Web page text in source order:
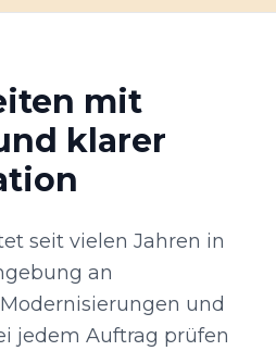
mit
klarer
seit vielen Jahren in
an
und
jedem Auftrag prüfen